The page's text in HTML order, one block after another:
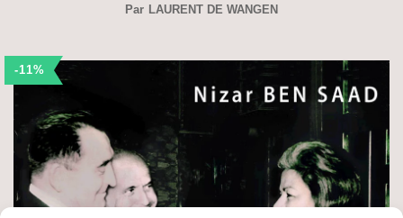
Par LAURENT DE WANGEN
-11%